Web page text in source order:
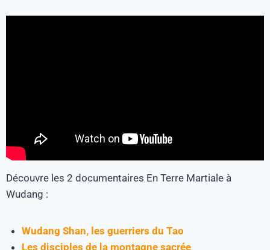
Découvre les 2 documentaires En Terre Martiale à
Wudang :
Wudang Shan, les guerriers du Tao
Les disciples de la montagne sacrée